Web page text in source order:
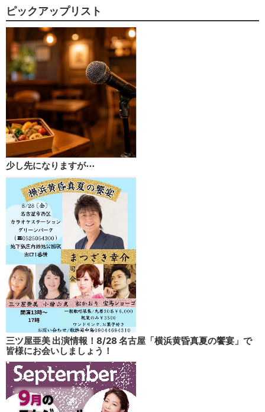
ピックアップリスト
少し先になりますが⋯
三ツ屋亜美 出演情報！8/28 名古屋「横浜黄昏真夏の饗宴」で
皆様にお会いしましょう！